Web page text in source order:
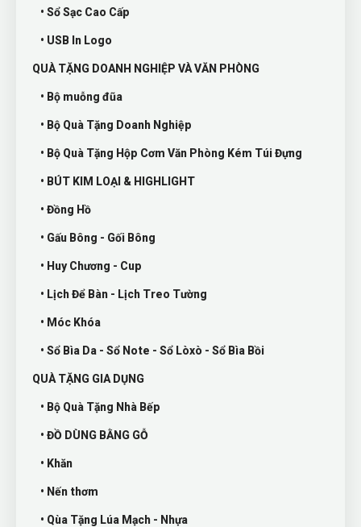
• Sổ Sạc Cao Cấp
• USB In Logo
QUÀ TẶNG DOANH NGHIỆP VÀ VĂN PHÒNG
• Bộ muỗng đũa
• Bộ Quà Tặng Doanh Nghiệp
• Bộ Quà Tặng Hộp Cơm Văn Phòng Kém Túi Đựng
• BÚT KIM LOẠI & HIGHLIGHT
• Đồng Hồ
• Gấu Bông - Gối Bông
• Huy Chương - Cup
• Lịch Để Bàn - Lịch Treo Tường
• Móc Khóa
• Sổ Bìa Da - Sổ Note - Sổ Lòxò - Sổ Bìa Bồi
QUÀ TẶNG GIA DỤNG
• Bộ Quà Tặng Nhà Bếp
• ĐỒ DÙNG BẰNG GỖ
• Khăn
• Nến thơm
• Qùa Tặng Lúa Mạch - Nhựa